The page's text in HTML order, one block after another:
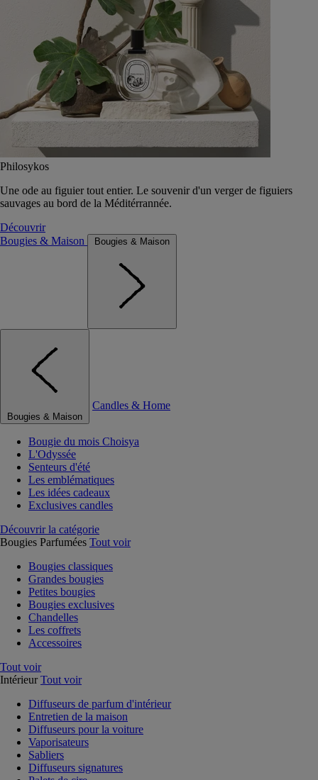
Philosykos
Une ode au figuier tout entier. Le souvenir d'un verger de figuiers
sauvages au bord de la Méditérrannée.
Découvrir
Bougies & Maison
Bougies & Maison
Bougies & Maison
Candles & Home
Bougie du mois Choisya
L'Odyssée
Senteurs d'été
Les emblématiques
Les idées cadeaux
Exclusives candles
Découvrir la catégorie
Bougies Parfumées Tout voir
Bougies classiques
Grandes bougies
Petites bougies
Bougies exclusives
Chandelles
Les coffrets
Accessoires
Tout voir
Intérieur Tout voir
Diffuseurs de parfum d'intérieur
Entretien de la maison
Diffuseurs pour la voiture
Vaporisateurs
Sabliers
Diffuseurs signatures